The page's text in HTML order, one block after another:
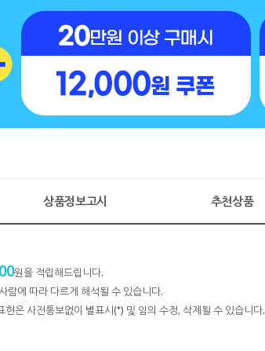
상품정보고시 추천상품
원을 적립해드립니다.
람에 따라 다르게 해석될 수 있습니다.
은 사전통보없이 별표시(*) 및 임의 수정, 삭제될 수 있습니다.